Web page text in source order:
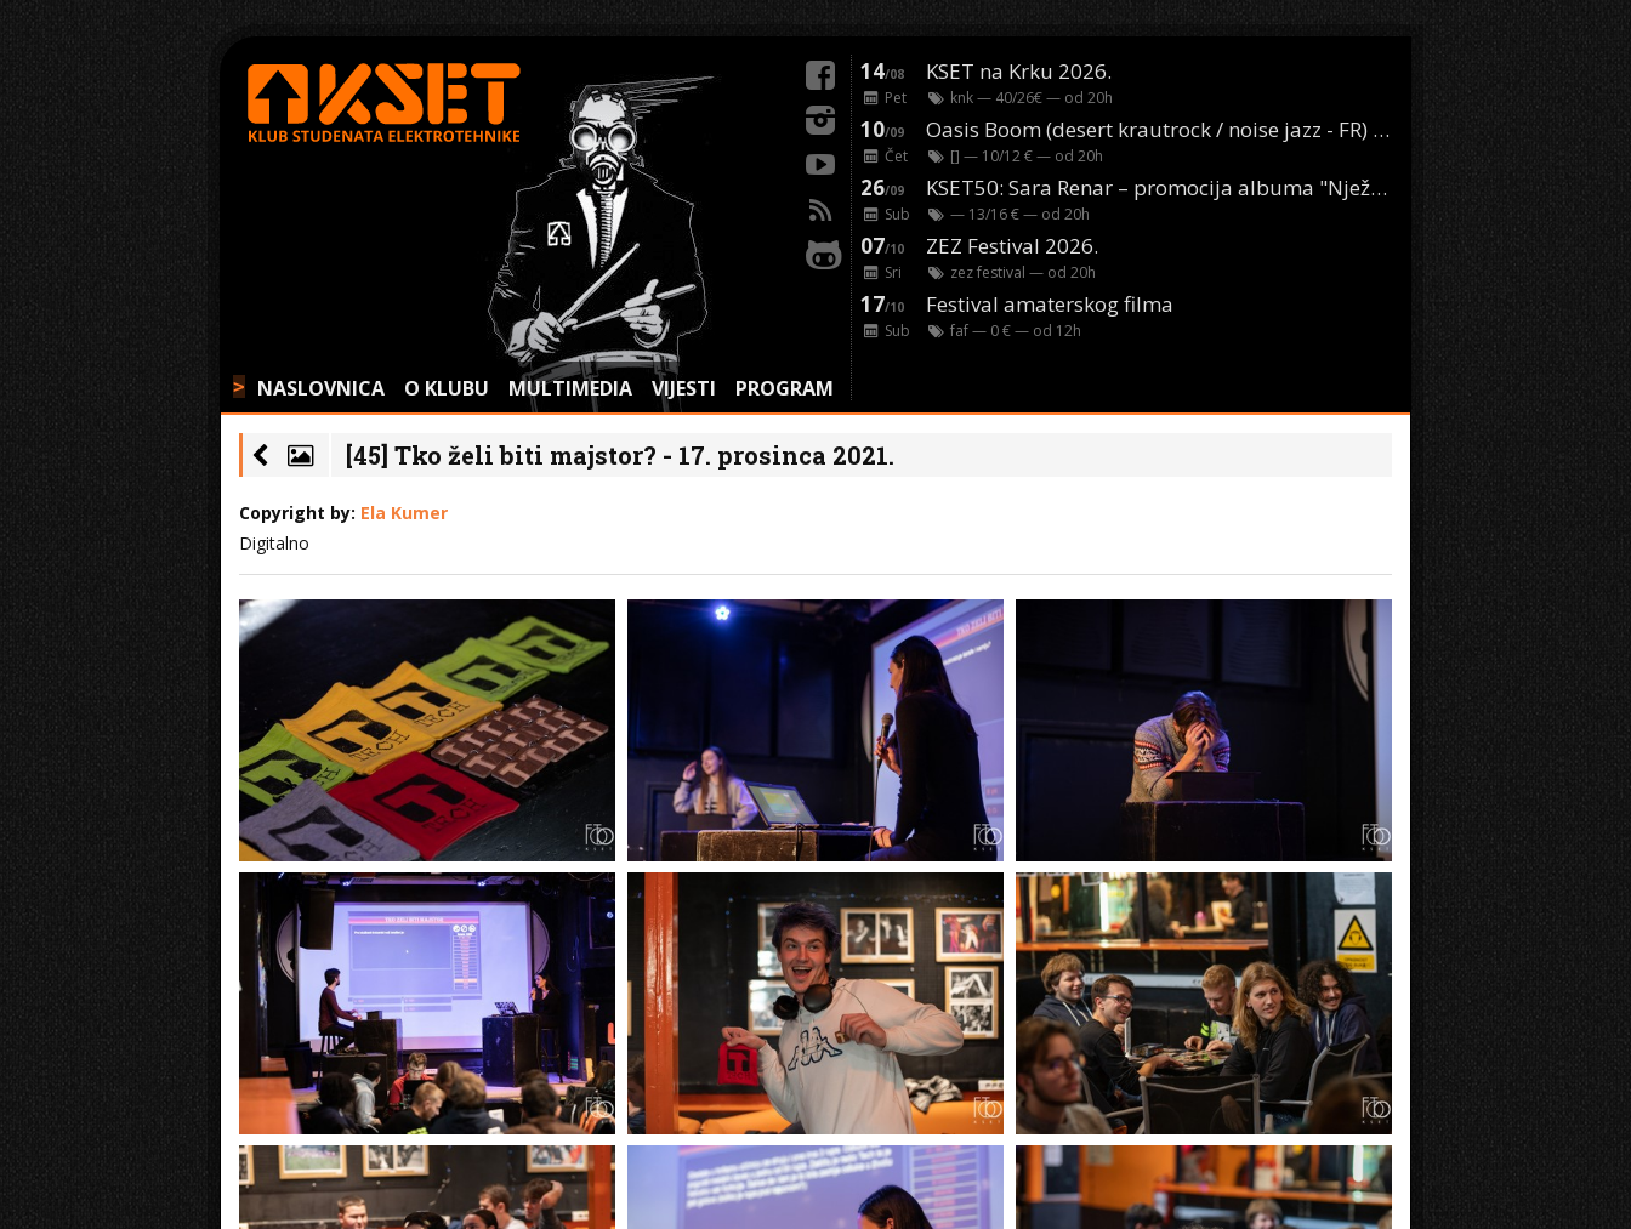
> NASLOVNICA O KLUBU MULTIMEDIA VIJESTI PROGRAM
14/08 KSET na Krku 2026.
Pet knk— 40/26€ — od 20h
10/09 Oasis Boom (desert krautrock / noise jazz - FR) @ KONTEJNER
Čet [] — 10/12 € — od 20h
26/09 KSET50: Sara Renar – promocija albuma "Nježne riječi" @ Močvara
Sub — 13/16 € — od 20h
07/10 ZEZ Festival 2026.
Sri zez festival — od 20h
17/10 Festival amaterskog filma
Sub faf— 0 € — od 12h
[45] Tko želi biti majstor? - 17. prosinca 2021.
Copyright by: Ela Kumer
Digitalno